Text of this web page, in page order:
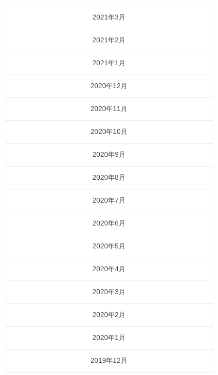
2021年3月
2021年2月
2021年1月
2020年12月
2020年11月
2020年10月
2020年9月
2020年8月
2020年7月
2020年6月
2020年5月
2020年4月
2020年3月
2020年2月
2020年1月
2019年12月